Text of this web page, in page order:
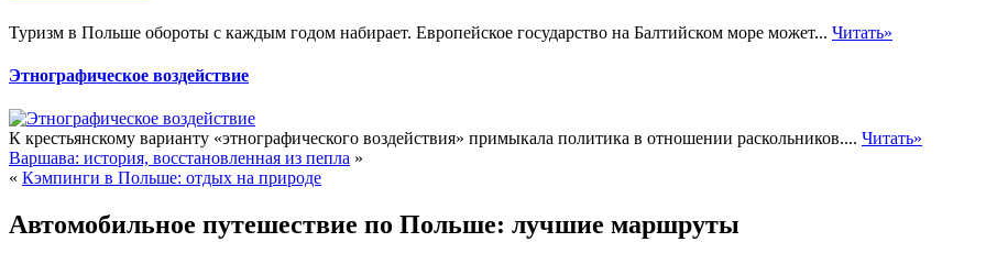
Туризм в Польше обороты с каждым годом набирает. Европейское государство на Балтийском море может... Читать»
Этнографическое воздействие
К крестьянскому варианту «этнографического воздействия» примыкала политика в отношении раскольников.... Читать»
Варшава: история, восстановленная из пепла »
« Кэмпинги в Польше: отдых на природе
Автомобильное путешествие по Польше: лучшие маршруты